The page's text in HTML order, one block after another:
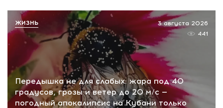
Передышка не для слабых: жара под 40
градусов, грозы и ветер до 20 м/с —
погодный апокалипсис на Кубани только
3 августа 2026
441
ЖИЗНЬ